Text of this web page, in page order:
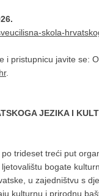
skola-
i pristupnicu javite se:
.
JEZIKA I
trideset treći put
bogate
u zajedništvu s
kulturnu i prirodnu